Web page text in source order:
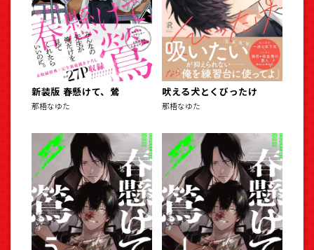
新装版 春懸けて、鶯
那梧なゆた
吠える犬とくびったけ
那梧なゆた